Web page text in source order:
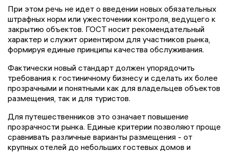
При этом речь не идет о введении новых обязательных
штрафных норм или ужесточении контроля, ведущего к
закрытию объектов. ГОСТ носит рекомендательный
характер и служит ориентиром для участников рынка,
формируя единые принципы качества обслуживания.
Фактически новый стандарт должен упорядочить
требования к гостиничному бизнесу и сделать их более
прозрачными и понятными как для владельцев объектов
размещения, так и для туристов.
Для путешественников это означает повышение
прозрачности рынка. Единые критерии позволяют проще
сравнивать различные варианты размещения - от
крупных отелей до небольших гостевых домов и